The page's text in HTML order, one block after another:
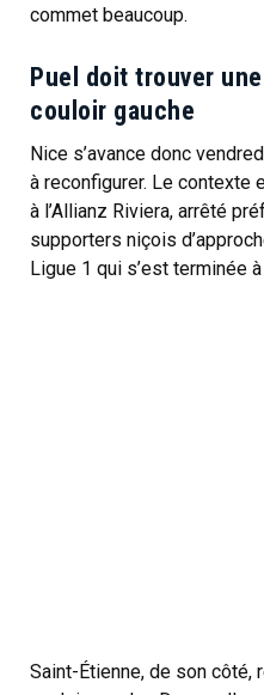
commet beaucoup.
Puel doit trouver
couloir gauche
Nice s’avance donc
à reconfigurer. Le contexte
à l’Allianz Riviera, arrêté
supporters niçois
Ligue 1 qui s’est terminée
Saint-Étienne, de son côté,